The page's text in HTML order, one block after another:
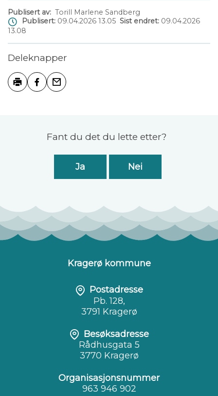
Publisert av
Torill Marlene Sandberg
Publisert 09.04.2026 13.05 Sist endret 09.04.2026
13.08
Deleknapper
Fant du det du lette etter?
Ja Nei
Kragerø kommune
Postadresse
Pb. 128,
3791 Kragerø
Besøksadresse
Rådhusgata 5
3770 Kragerø
Organisasjonsnummer
963 946 902